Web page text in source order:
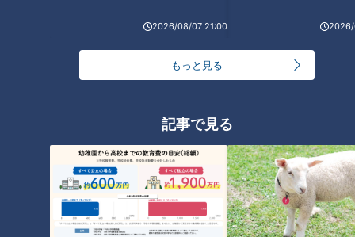
2026/08/07 21:00 2026/
もっと見る
記事で見る
もっと見る
CBCニュース
CBC NEWS
「おじいちゃん、おばあちゃんに会ってお手伝いし
ます」 お盆の帰省ラッシュが本格化 東海道新幹線
下りがピーク 名古屋駅も家族連れらで朝から混雑
2026/08/08 13:24